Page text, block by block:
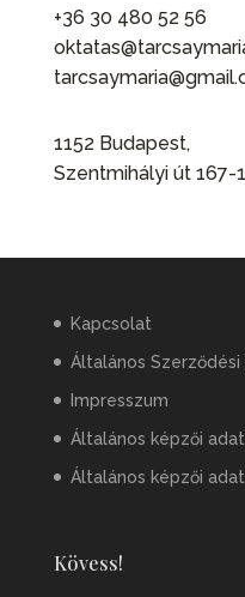
+36 30 480 52 56
1152 Budapest,
Szentmihályi út 167-
Kapcsolat
Általános
Impresszum
Általános képzői
Általános képzői
Kövess!